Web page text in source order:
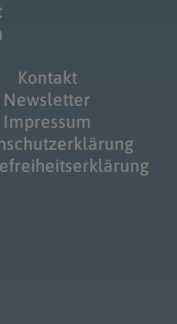
Kontakt
Newsletter
Impressum